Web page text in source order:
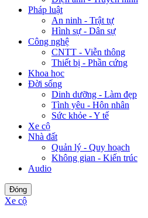
Pháp luật
An ninh - Trật tự
Hình sự - Dân sự
Công nghệ
CNTT - Viễn thông
Thiết bị - Phần cứng
Khoa học
Đời sống
Dinh dưỡng - Làm đẹp
Tình yêu - Hôn nhân
Sức khỏe - Y tế
Xe cộ
Nhà đất
Quản lý - Quy hoạch
Không gian - Kiến trúc
Audio
Đóng
Xe cộ